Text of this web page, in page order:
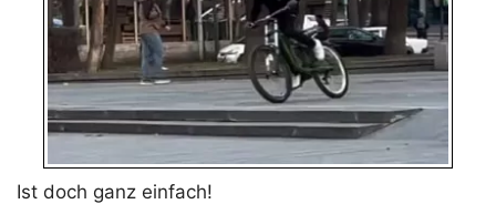
Ist doch ganz einfach!